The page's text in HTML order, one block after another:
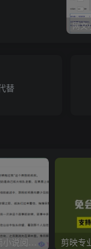
替
Reader v2.0.0.4 极简小说阅读器支持导入在线及离线书源